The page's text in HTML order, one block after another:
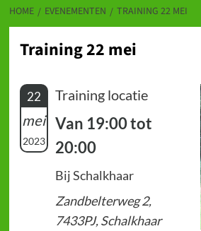
HOME EVENEMENTEN TRAINING 22 MEI
Training 22 mei
22
mei
2023
Training locatie
Van 19:00 tot
20:00
Bij Schalkhaar
Zandbelterweg 2,
7433PJ, Schalkhaar